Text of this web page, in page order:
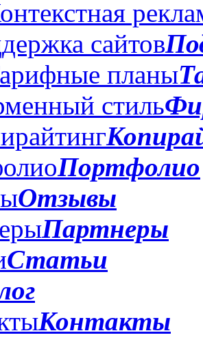
сайтов
планы
стиль
Портфолио
Отзывы
Партнеры
Статьи
Контакты